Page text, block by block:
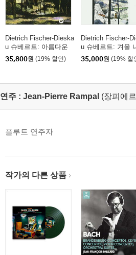
Dietrich Fischer-Dieska
u 슈베르트: 아름다운
물방앗간 아가씨 (Schu
bert: Die Schone Mulle
35,800원 (19% 할인)
Dietrich Fischer-
u 슈베르트: 겨울
네 (Schubert:
se)
35,000원 (19% 할
연주 : Jean-Pierre Rampal (장피에
플루트 연주자
작가의 다른 상품